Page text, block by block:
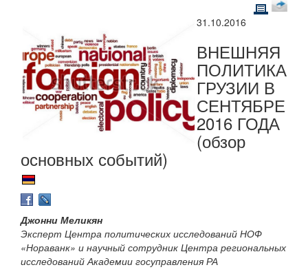
31.10.2016
ВНЕШНЯЯ
ПОЛИТИКА
ГРУЗИИ В
СЕНТЯБРЕ
2016 ГОДА
(обзор
основных событий)
Джонни Меликян
Эксперт Центра политических исследований НОФ
«Нораванк» и научный сотрудник Центра региональных
исследований Академии госуправления РА